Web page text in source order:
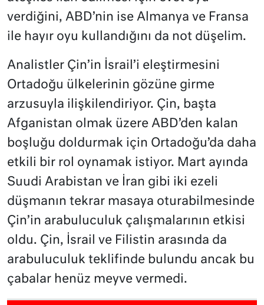
verdiğini, ABD’nin ise Almanya ve Fransa
ile hayır oyu kullandığını da not düşelim.
Analistler Çin’in İsrail’i eleştirmesini
Ortadoğu ülkelerinin gözüne girme
arzusuyla ilişkilendiriyor. Çin, başta
Afganistan olmak üzere ABD’den kalan
boşluğu doldurmak için Ortadoğu’da daha
etkili bir rol oynamak istiyor. Mart ayında
Suudi Arabistan ve İran gibi iki ezeli
düşmanın tekrar masaya oturabilmesinde
Çin’in arabuluculuk çalışmalarının etkisi
oldu. Çin, İsrail ve Filistin arasında da
arabuluculuk teklifinde bulundu ancak bu
çabalar henüz meyve vermedi.